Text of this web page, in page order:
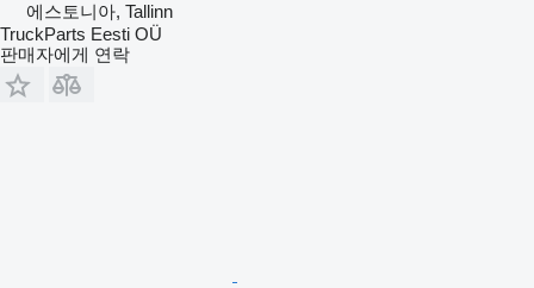
에스토니아, Tallinn
TruckParts Eesti OÜ
판매자에게 연락